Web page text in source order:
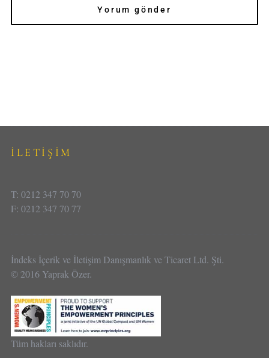
İLETİŞİM
T: 0212 347 70 70
F: 0212 347 70 77
İndeks İçerik ve İletişim Danışmanlık ve Ticaret Ltd. Şti.
© 2016 Yaprak Özer.
Tüm hakları saklıdır.